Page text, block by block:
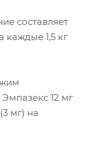
составляет
каждые 1,5 кг
Эмпазекс 12 мг
мг) на